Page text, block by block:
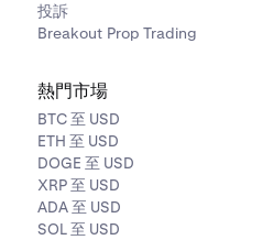
板，其中包含有關您貸款的重
個面板、指標和數值所代表的
解您的 Flexline 貸款詳情
證金概覽下方。您可以點擊任何
，並終止您的貸款。
格計算的資產餘額當前價值。
出售，否則此價值不會實現。
有的資產，包括用作 Flexline
幫助您一目了然地追蹤資產數
投訴
Breakout Prop Trading
熱門市場
BTC 至 USD
ETH 至 USD
DOGE 至 USD
XRP 至 USD
ADA 至 USD
SOL 至 USD